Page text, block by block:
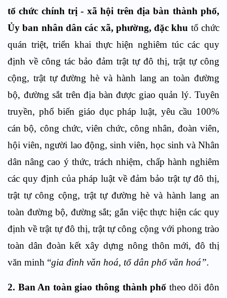
tổ chức chính trị - xã hội trên địa bàn thành phố,
Ủy ban nhân dân các xã, phường, đặc khu tổ chức
quán triệt, triển khai thực hiện nghiêm túc các quy
định về công tác bảo đảm trật tự đô thị, trật tự công
cộng, trật tự đường hè và hành lang an toàn đường
bộ, đường sắt trên địa bàn được giao quản lý. Tuyên
truyền, phổ biến giáo dục pháp luật, yêu cầu 100%
cán bộ, công chức, viên chức, công nhân, đoàn viên,
hội viên, người lao động, sinh viên, học sinh và Nhân
dân nâng cao ý thức, trách nhiệm, chấp hành nghiêm
các quy định của pháp luật về đảm bảo trật tự đô thị,
trật tự công cộng, trật tự đường hè và hành lang an
toàn đường bộ, đường sắt; gắn việc thực hiện các quy
định về trật tự đô thị, trật tự công cộng với phong trào
toàn dân đoàn kết xây dựng nông thôn mới, đô thị
văn minh “gia đình văn hoá, tổ dân phố văn hoá”.
2. Ban An toàn giao thông thành phố theo dõi đôn